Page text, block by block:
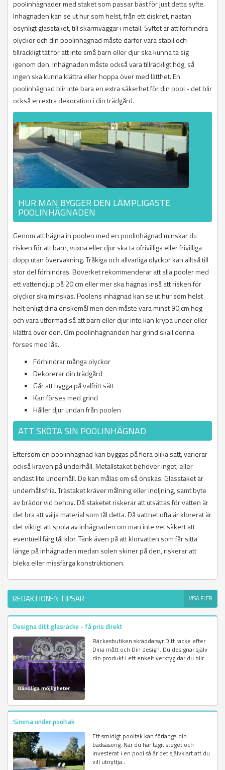
poolinhägnader med staket som passar bäst för just detta syfte.
Inhägnaden kan se ut hur som helst, från ett diskret, nästan
osynligt glasstaket, till skärmväggar i metall. Syftet är att förhindra
olyckor och din poolinhägnad måste därför vara stabil och
tillräckligt tät för att inte små barn eller djur ska kunna ta sig
igenom den. Inhägnaden måste också vara tillräckligt hög, så
ingen ska kunna klättra eller hoppa över med lätthet. En
poolinhägnad blir inte bara en extra säkerhet för din pool - det blir
också en extra dekoration i din trädgård.
HUR MAN BYGGER DEN LÄMPLIGASTE
POOLINHÄGNADEN
Genom att hägna in poolen med en poolinhägnad minskar du
risken för att barn, vuxna eller djur ska ta ofrivilliga eller frivilliga
dopp utan övervakning. Tråkiga och allvarliga olyckor kan alltså till
stor del förhindras. Boverket rekommenderar att alla pooler med
ett vattendjup på 20 cm eller mer ska hägnas inså att risken för
olyckor ska minskas. Poolens inhägnad kan se ut hur som helst
helt enligt dina önskemål men den måste vara minst 90 cm hög
och vara utformad så att barn eller djur inte kan krypa under eller
klättra över den. Om poolinhägnanden har grind skall denna
förses med lås.
Förhindrar många olyckor
Dekorerar din trädgård
Går att bygga på valfritt sätt
Kan förses med grind
Håller djur undan från poolen
ATT SKÖTA SIN POOLINHÄGNAD
Eftersom en poolinhägnad kan byggas på flera olika sätt, varierar
också kraven på underhåll. Metallstaket behöver inget, eller
endast lite underhåll. De kan målas om så önskas. Glasstaket är
underhållsfria. Trästaket kräver målning eller inoljning, samt byte
av brädor vid behov. Då staketet riskerar att utsättas för vatten är
det bra att välja material som tål detta. Då vattnet ofta är klorerat är
det viktigt att spola av inhägnaden om man inte vet säkert att
eventuell färg tål klor. Tänk även på att klorvatten som får sitta
länge på inhägnaden medan solen skiner på den, riskerar att
bleka eller missfärga konstruktionen.
REDAKTIONEN TIPSAR VISA FLER
Designa ditt glasräcke - få pris direkt
Räckesbutiken skräddarsyr Ditt räcke efter
Dina mått och Din design. Du designar själv
din produkt i ett enkelt verktyg där du blir...
Simma under pooltak
Ett smidigt pooltak kan förlänga din
badsäsong. När du har tagit steget och
investerat i en pool så är det självklart att du
vill utnyttja...